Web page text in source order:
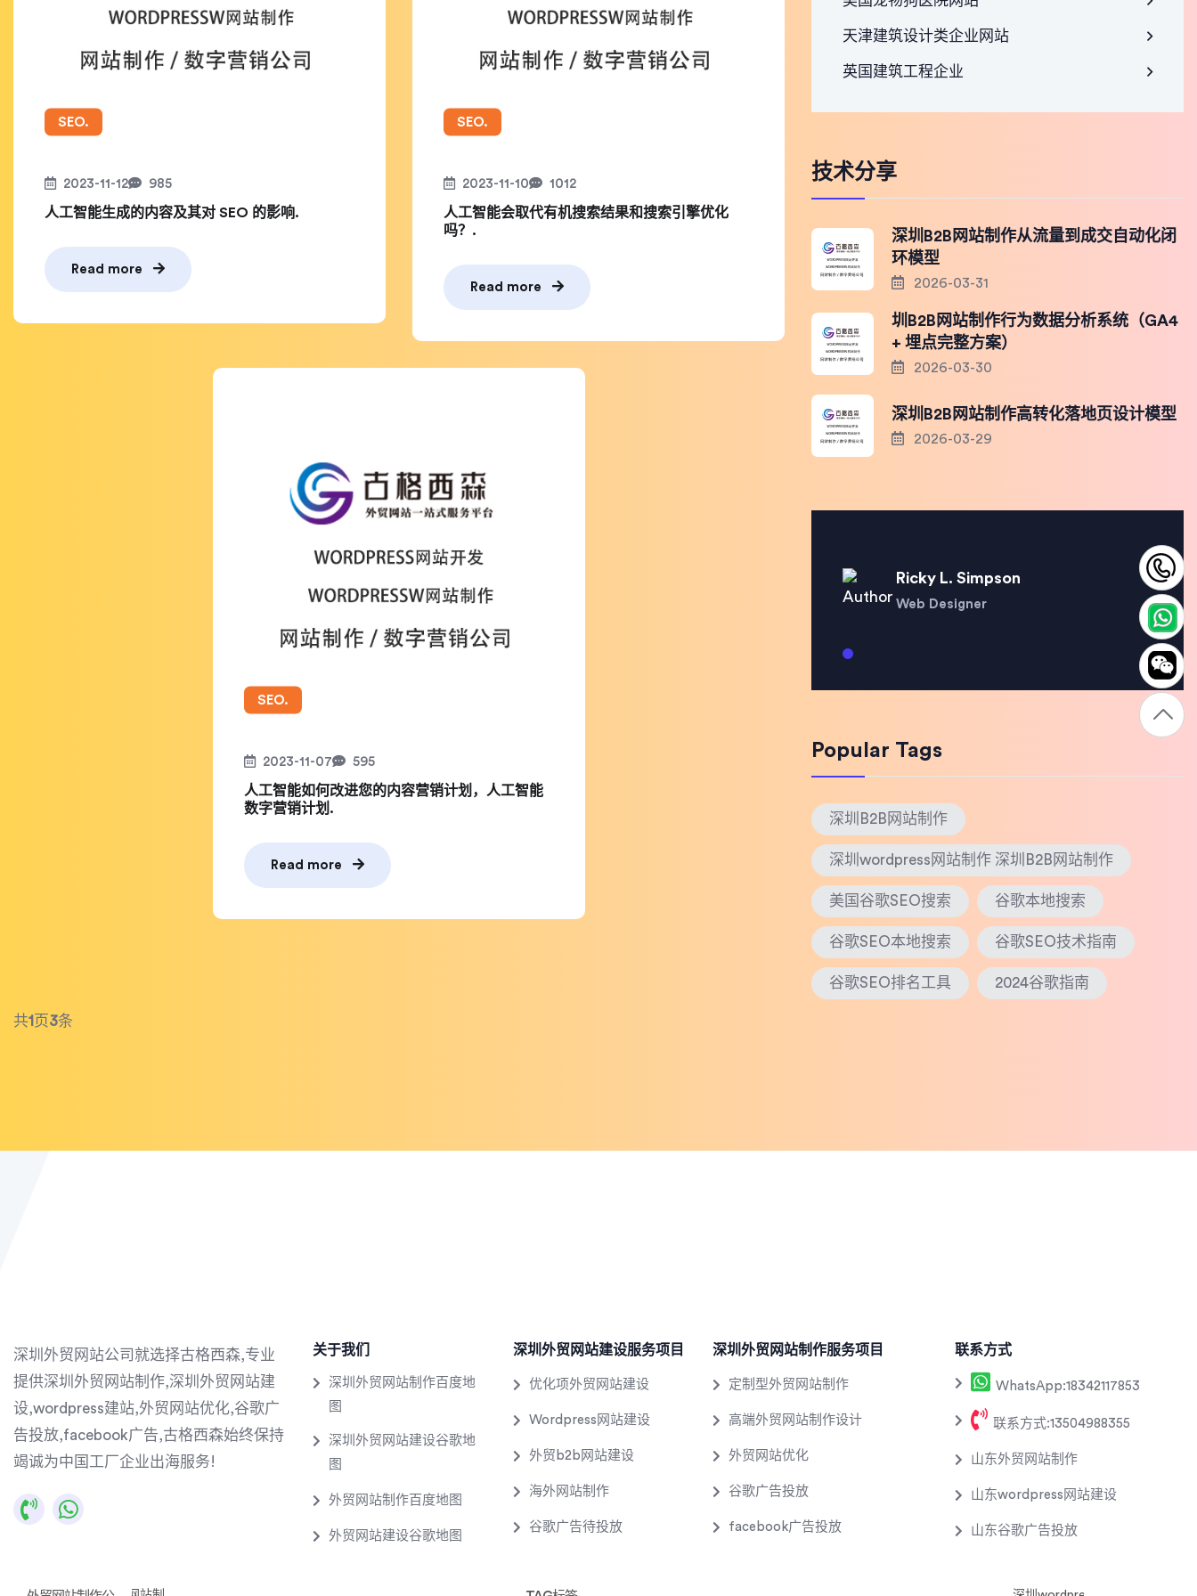
SEO.
2023-11-12 985
人工智能生成的内容及其对 SEO 的影响.
Read more
SEO.
2023-11-10 1012
人工智能会取代有机搜索结果和搜索引擎优化
吗？.
Read more
SEO.
2023-11-07 595
人工智能如何改进您的内容营销计划，人工智能
数字营销计划.
Read more
共1 页3条
天津建筑设计类企业网站
英国建筑工程企业
技术分享
深圳B2B网站制作从流量到成交自动化闭
环模型
2026-03-31
圳B2B网站制作行为数据分析系统（GA4
+ 埋点完整方案）
2026-03-30
深圳B2B网站制作高转化落地页设计模型
2026-03-29
Ricky L. Simpson
Web Designer
Popular Tags
深圳B2B网站制作
深圳wordpress网站制作 深圳B2B网站制作
美国谷歌SEO搜索 谷歌本地搜索
谷歌SEO本地搜索 谷歌SEO技术指南
谷歌SEO排名工具 2024谷歌指南
深圳外贸网站公司就选择古格西森,专业
提供深圳外贸网站制作,深圳外贸网站建
设,wordpress建站,外贸网站优化,谷歌广
告投放,facebook广告,古格西森始终保持
竭诚为中国工厂企业出海服务!
关于我们
深圳外贸网站制作百度地
图
深圳外贸网站建设谷歌地
图
外贸网站制作百度地图
外贸网站建设谷歌地图
深圳外贸网站建设服务项目
优化项外贸网站建设
Wordpress网站建设
外贸b2b网站建设
海外网站制作
谷歌广告待投放
深圳外贸网站制作服务项目
定制型外贸网站制作
高端外贸网站制作设计
外贸网站优化
谷歌广告投放
facebook广告投放
联系方式
WhatsApp:18342117853
联系方式:13504988355
山东外贸网站制作
山东wordpress网站建设
山东谷歌广告投放